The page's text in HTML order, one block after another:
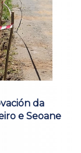
da
e Seoane